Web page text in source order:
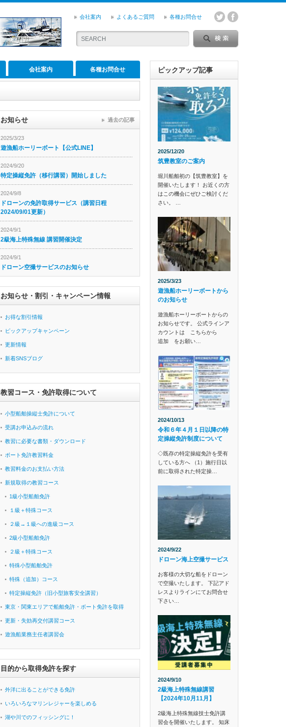
会社案内 よくあるご質問 各種お問合せ
会社案内 各種お問合せ
お知らせ
2025/3/23
遊漁船ホーリーボート【公式LINE】
2024/9/20
特定操縦免許（移行講習）開始しました
2024/9/8
ドローンの免許取得サービス（講習日程
2024/09/01更新）
2024/9/1
2級海上特殊無線 講習開催決定
2024/9/1
ドローン空撮サービスのお知らせ
過去の記事
お知らせ・割引・キャンペーン情報
お得な割引情報
ピックアップキャンペーン
更新情報
新着SNSブログ
教習コース・免許取得について
小型船舶操縦士免許について
受講お申込みの流れ
教習に必要な書類・ダウンロード
ボート免許教習料金
教習料金のお支払い方法
新規取得の教習コース
1級小型船舶免許
１級＋特殊コース
２級→１級への進級コース
2級小型船舶免許
２級＋特殊コース
特殊小型船舶免許
特殊（追加）コース
特定操縦免許（旧小型旅客安全講習）
東京・関東エリアで船舶免許・ボート免許を取得
更新・失効再交付講習コース
遊漁船業務主任者講習会
目的から取得免許を探す
外洋に出ることができる免許
いろいろなマリンレジャーを楽しめる
湖や川でのフィッシングに！
ピックアップ記事
2025/12/20
筑豊教室のご案内
堀川船舶初の【筑豊教室】を
開催いたします！ お近くの方
はこの機会にぜひご検討くだ
さい。 …
2025/3/23
遊漁船ホーリーボートから
のお知らせ
遊漁船ホーリーボートからの
お知らせです。 公式ラインア
カウントは こちらから
追加 をお願い…
2024/10/13
令和６年４月１日以降の特
定操縦免許制度について
◇既存の特定操縦免許を受有
している方へ （1）施行日以
前に取得された特定操…
2024/9/22
ドローン海上空撮サービス
お客様の大切な船をドローン
で空撮いたします。 下記アド
レスよりラインにてお問合せ
下さい…
2024/9/10
2級海上特殊無線講習
【2024年10月11月】
2級海上特殊無線技士免許講
習会を開催いたします。 知床